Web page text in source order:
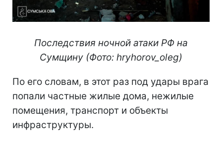
Последствия ночной атаки РФ на
Сумщину (Фото: hryhorov_oleg)
По его словам, в этот раз под удары врага
попали частные жилые дома, нежилые
помещения, транспорт и объекты
инфраструктуры.